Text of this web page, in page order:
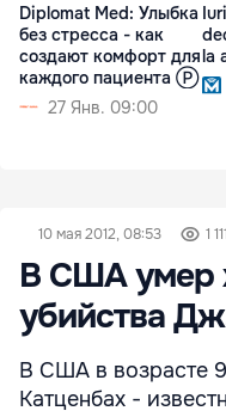
Diplomat Med: Улыбка
без стресса - как
создают комфорт для
каждого пациента Ⓟ
27 Янв. 09:00
la
10 мая 2012, 08:53 1 111
В США умер
убийства
В США в возрасте
Катценбах -